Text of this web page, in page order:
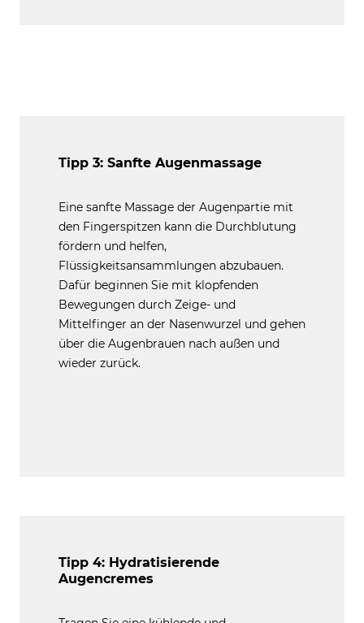
Tipp 3: Sanfte Augenmassage
Eine sanfte Massage der Augenpartie mit
den Fingerspitzen kann die Durchblutung
fördern und helfen,
Flüssigkeitsansammlungen abzubauen.
Dafür beginnen Sie mit klopfenden
Bewegungen durch Zeige- und
Mittelfinger an der Nasenwurzel und gehen
über die Augenbrauen nach außen und
wieder zurück.
Tipp 4: Hydratisierende
Augencremes